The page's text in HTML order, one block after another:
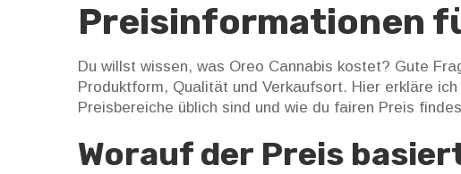
Preisinformationen
Du willst wissen, was Oreo Cannabis kostet? Gute
Produktform, Qualität und Verkaufsort. Hier erkläre
Preisbereiche üblich sind und wie du fairen Preis
Worauf der Preis